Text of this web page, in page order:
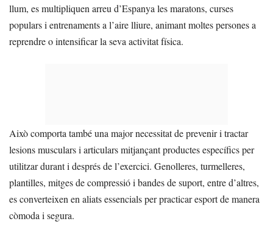
llum, es multipliquen arreu d’Espanya les maratons, curses
populars i entrenaments a l’aire lliure, animant moltes persones a
reprendre o intensificar la seva activitat física.
Això comporta també una major necessitat de prevenir i tractar
lesions musculars i articulars mitjançant productes específics per
utilitzar durant i després de l’exercici. Genolleres, turmelleres,
plantilles, mitges de compressió i bandes de suport, entre d’altres,
es converteixen en aliats essencials per practicar esport de manera
còmoda i segura.